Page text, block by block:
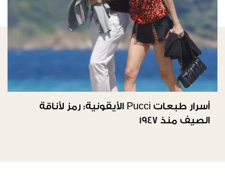
أسرار طبعات Pucci الأيقونية: رمز لأناقة
الصيف منذ 1947